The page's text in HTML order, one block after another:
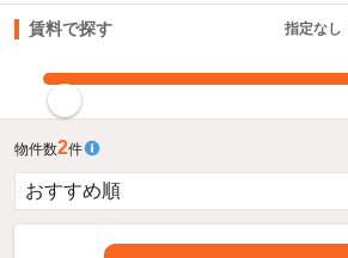
賃料で探す 指定なし
物件数2件